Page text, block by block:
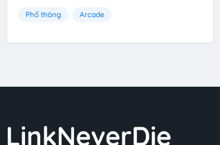
Phổ thông Arcade